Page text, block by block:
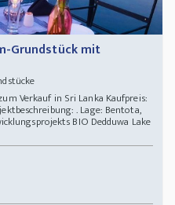
Grundstück mit
Verkauf in Sri Lanka Kaufpreis:
. Lage: Bentota,
BIO Dedduwa Lake